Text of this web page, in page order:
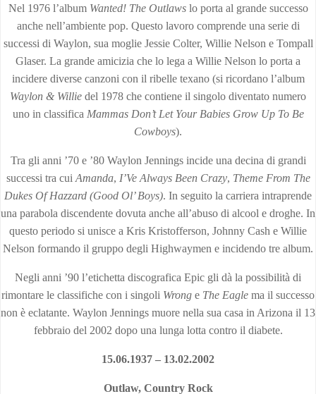
Nel 1976 l’album Wanted! The Outlawslo porta al grande successo
anche nell’ambiente pop. Questo lavoro comprende una serie di
successi di Waylon, sua moglie Jessie Colter, Willie Nelson e Tompall
Glaser. La grande amicizia che lo lega a Willie Nelson lo porta a
incidere diverse canzoni con il ribelle texano (si ricordano l’album
Waylon & Willie del 1978 che contiene il singolo diventato numero
uno in classifica Mammas Don’t Let Your Babies Grow Up To Be
Cowboys).
Tra gli anni ’70 e ’80 Waylon Jennings incide una decina di grandi
successi tra cui Amanda, I’Ve Always Been Crazy, Theme From The
Dukes Of Hazzard (Good Ol’ Boys). In seguito la carriera intraprende
una parabola discendente dovuta anche all’abuso di alcool e droghe. In
questo periodo si unisce a Kris Kristofferson, Johnny Cash e Willie
Nelson formando il gruppo degli Highwaymen e incidendo tre album.
Negli anni ’90 l’etichetta discografica Epic gli dà la possibilità di
rimontare le classifiche con i singoli Wrong e The Eagle ma il successo
non è eclatante. Waylon Jennings muore nella sua casa in Arizona il 13
febbraio del 2002 dopo una lunga lotta contro il diabete.
15.06.1937 – 13.02.2002
Outlaw, Country Rock